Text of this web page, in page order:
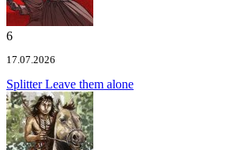
6
17.07.2026
SplitterLeave them alone